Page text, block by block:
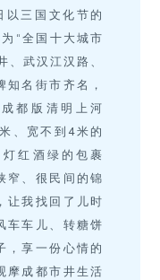
三国文化节的
“全国十大城市
、武汉江汉路、
名街市齐名，
都版清明上河
、宽不到4米的
红酒绿的包裹
窄、很民间的锦
让我找回了儿时
车车儿、转糖饼
，享一份心情的
摩成都市井生活